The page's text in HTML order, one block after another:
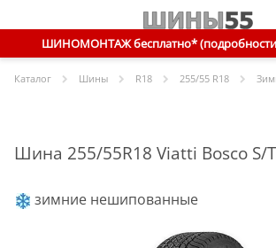
ШИНОМОНТАЖ бесплатно*
Каталог Шины R18 255/55 R18
Шина 255/55R18 Viatti Bosco S/
зимние нешипованные